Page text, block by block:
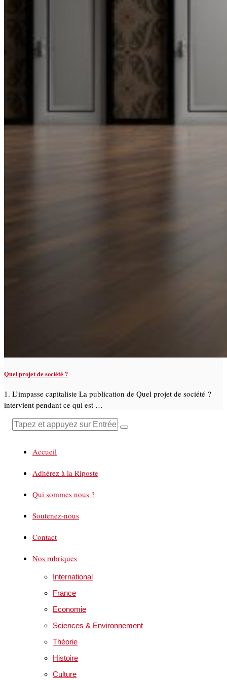
Quel projet de société ?
1. L’impasse capitaliste La publication de Quel projet de société ?
intervient pendant ce qui est …
Accueil
Adhérez à la Riposte
Qui sommes nous ?
Soutenez-nous
Contact
Nos rubriques
International
France
Economie
Sciences & Environnement
Théorie
Histoire
Culture